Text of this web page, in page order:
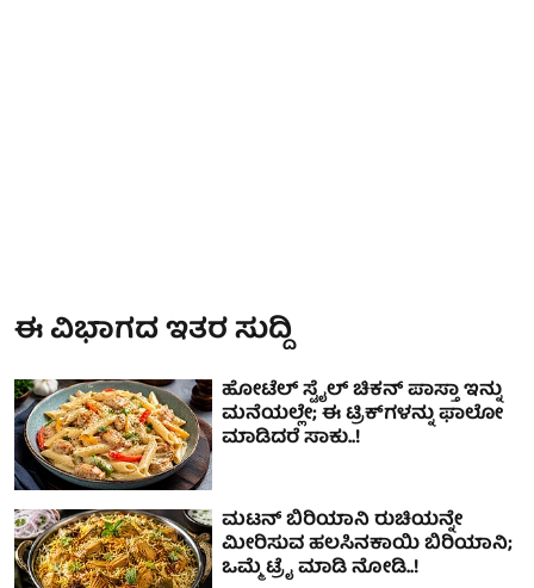
ಈ ವಿಭಾಗದ ಇತರ ಸುದ್ದಿ
ಹೋಟೆಲ್ ಸ್ಟೈಲ್ ಚಿಕನ್ ಪಾಸ್ತಾ ಇನ್ನು
ಮನೆಯಲ್ಲೇ; ಈ ಟ್ರಿಕ್‌ಗಳನ್ನು ಫಾಲೋ
ಮಾಡಿದರೆ ಸಾಕು..!
ಮಟನ್ ಬಿರಿಯಾನಿ ರುಚಿಯನ್ನೇ
ಮೀರಿಸುವ ಹಲಸಿನಕಾಯಿ ಬಿರಿಯಾನಿ;
ಒಮ್ಮೆ ಟ್ರೈ ಮಾಡಿ ನೋಡಿ..!